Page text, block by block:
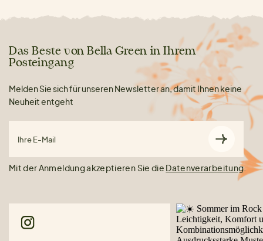
Das Beste von Bella Green in Ihrem
Posteingang
Melden Sie sich für unseren Newsletter an, damit Ihnen keine
Neuheit entgeht
Ihre E-Mail
Mit der Anmeldung akzeptieren Sie die Datenverarbeitung.